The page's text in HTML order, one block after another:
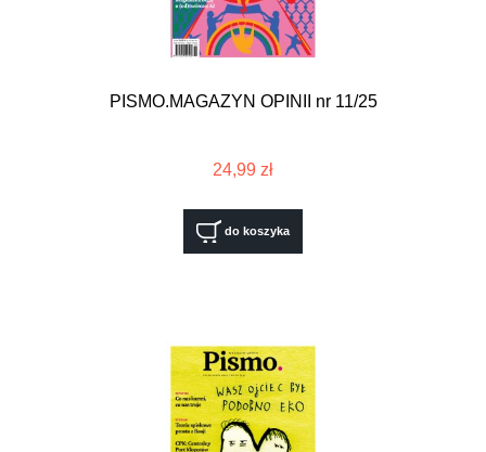
PISMO.MAGAZYN OPINII nr 11/25
24,99 zł
do koszyka